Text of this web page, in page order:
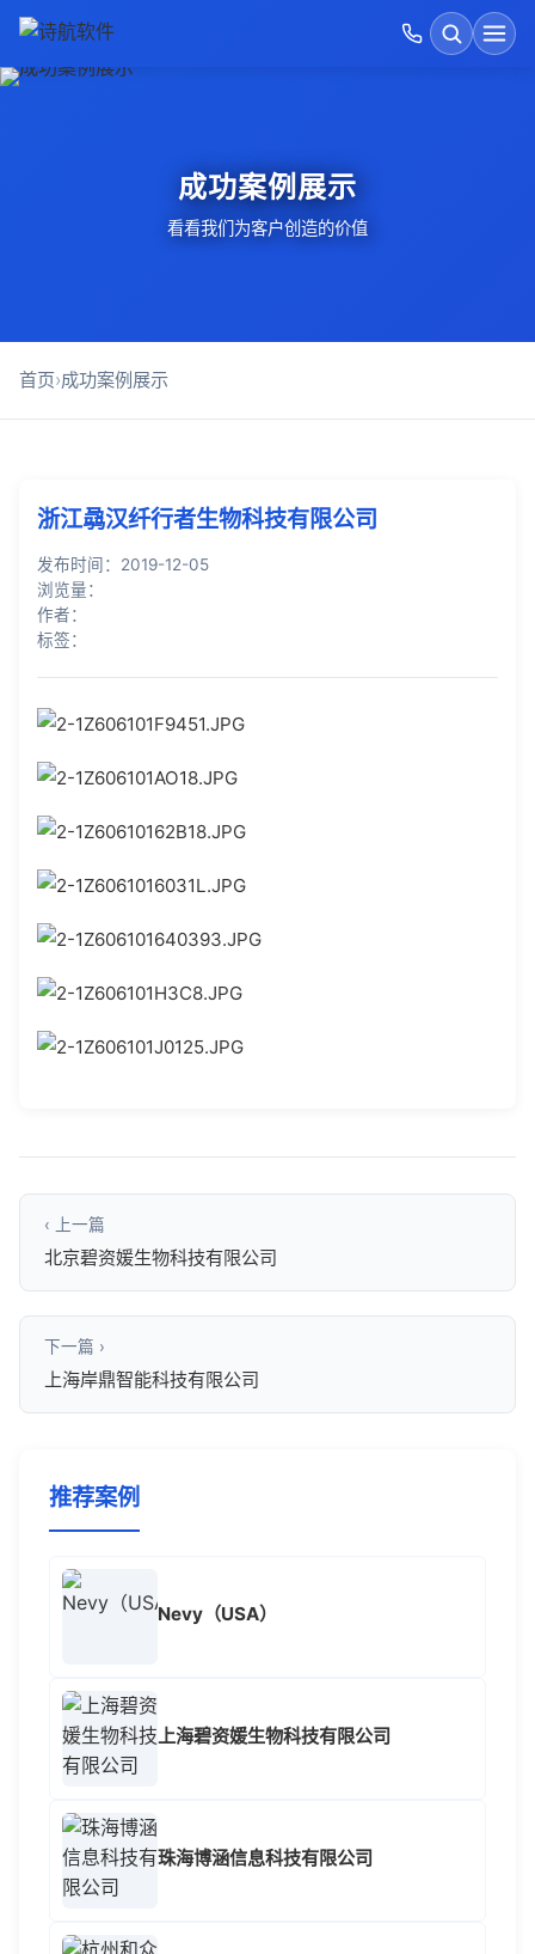
AI软件开发
知识库
公司介绍
成功案例展示
看看我们为客户创造的价值
首页›成功案例展示
浙江骉汉纤行者生物科技有限公司
发布时间：2019-12-05
浏览量：
作者：
标签：
‹ 上一篇
北京碧资媛生物科技有限公司
下一篇 ›
上海岸鼎智能科技有限公司
推荐案例
Nevy（USA）
上海碧资媛生物科技有限公司
珠海博涵信息科技有限公司